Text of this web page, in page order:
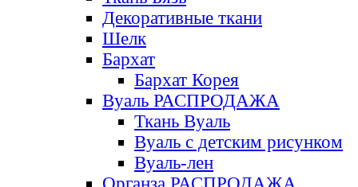
Декоративные ткани
Шелк
Бархат
Бархат Корея
Вуаль РАСПРОДАЖА
Ткань Вуаль
Вуаль с детским рисунком
Вуаль-лен